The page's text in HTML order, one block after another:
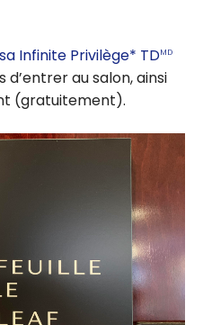
Infinite Privilège* TDMD
d’entrer au salon, ainsi
(gratuitement).